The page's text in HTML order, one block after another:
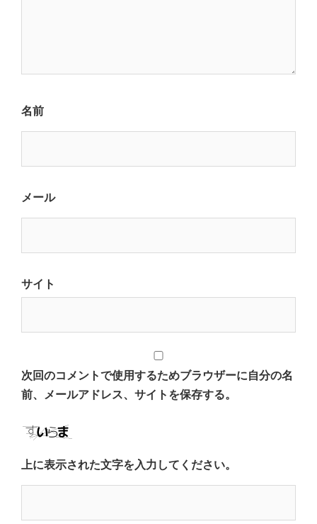
名前
メール
サイト
次回のコメントで使用するためブラウザーに自分の名
前、メールアドレス、サイトを保存する。
上に表示された文字を入力してください。